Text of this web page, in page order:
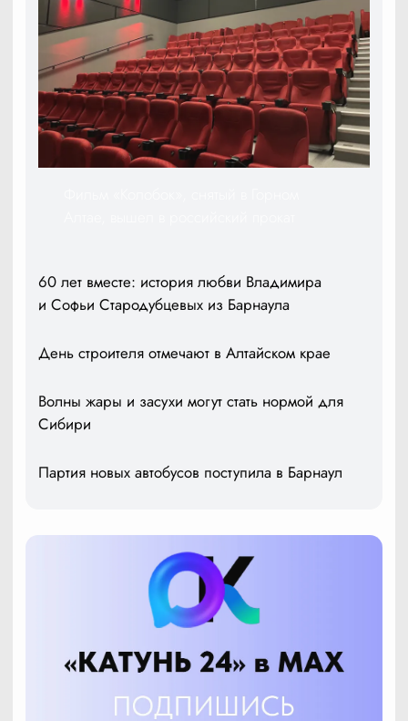
60 лет вместе: история любви Владимира
и Софьи Стародубцевых из Барнаула
День строителя отмечают в Алтайском крае
Волны жары и засухи могут стать нормой для
Сибири
Партия новых автобусов поступила в Барнаул